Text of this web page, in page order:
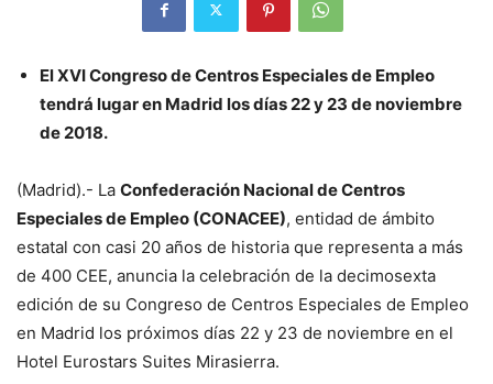
El XVI Congreso de Centros Especiales de Empleo
tendrá lugar en Madrid los días 22 y 23 de noviembre
de 2018.
(Madrid).- La Confederación Nacional de Centros
Especiales de Empleo (CONACEE), entidad de ámbito
estatal con casi 20 años de historia que representa a más
de 400 CEE, anuncia la celebración de la decimosexta
edición de su Congreso de Centros Especiales de Empleo
en Madrid los próximos días 22 y 23 de noviembre en el
Hotel Eurostars Suites Mirasierra.